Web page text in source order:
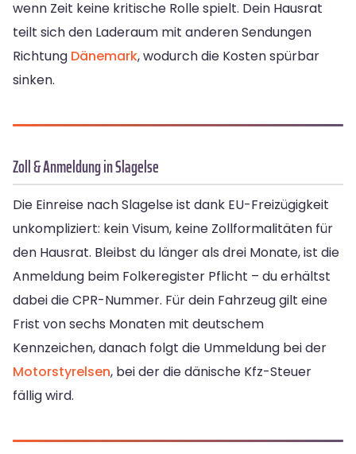
wenn Zeit keine kritische Rolle spielt. Dein Hausrat
teilt sich den Laderaum mit anderen Sendungen
Richtung Dänemark, wodurch die Kosten spürbar
sinken.
Zoll & Anmeldung in Slagelse
Die Einreise nach Slagelse ist dank EU-Freizügigkeit
unkompliziert: kein Visum, keine Zollformalitäten für
den Hausrat. Bleibst du länger als drei Monate, ist die
Anmeldung beim Folkeregister Pflicht – du erhältst
dabei die CPR-Nummer. Für dein Fahrzeug gilt eine
Frist von sechs Monaten mit deutschem
Kennzeichen, danach folgt die Ummeldung bei der
Motorstyrelsen, bei der die dänische Kfz-Steuer
fällig wird.